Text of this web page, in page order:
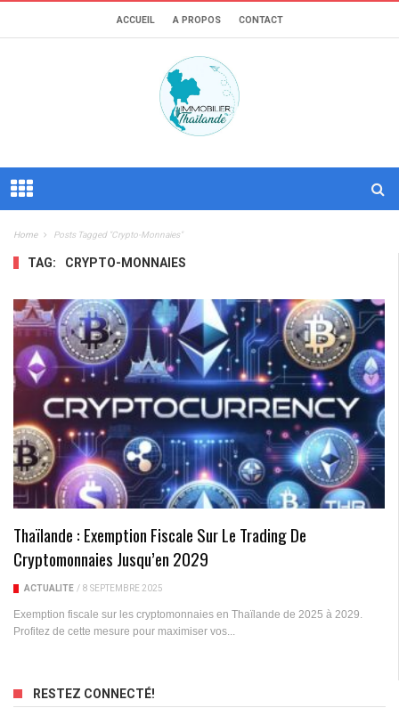
ACCUEIL A PROPOS CONTACT
Home Posts Tagged "crypto-Monnaies"
TAG: CRYPTO-MONNAIES
Thaïlande : Exemption Fiscale Sur Le Trading De
Cryptomonnaies Jusqu’en 2029
ACTUALITÉ / 8 SEPTEMBRE 2025
Exemption fiscale sur les cryptomonnaies en Thaïlande de 2025 à 2029.
Profitez de cette mesure pour maximiser vos...
RESTEZ CONNECTÉ!